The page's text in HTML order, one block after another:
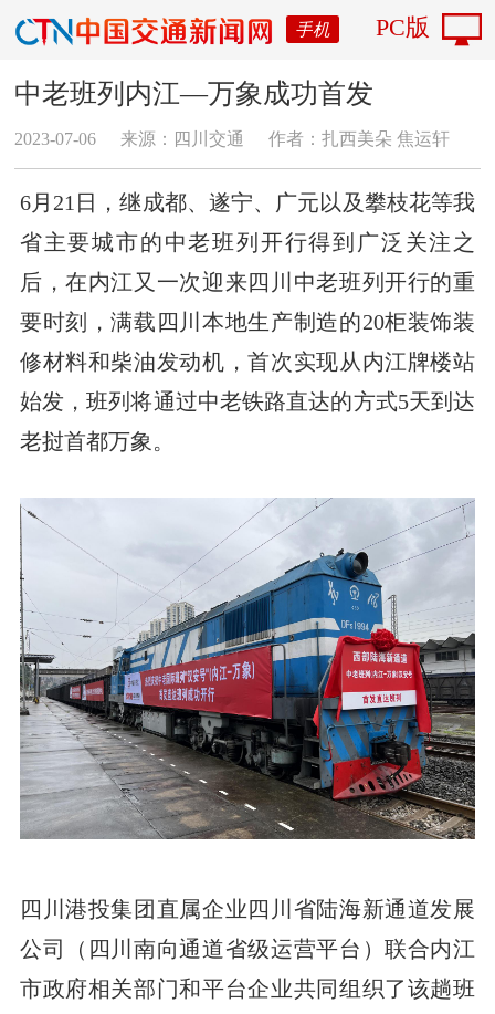
手机 PC版
中老班列内江—万象成功首发
2023-07-06 来源：四川交通 作者：​扎西美朵 焦运轩
6月21日，继成都、遂宁、广元以及攀枝花等我
省主要城市的中老班列开行得到广泛关注之
后，在内江又一次迎来四川中老班列开行的重
要时刻，满载四川本地生产制造的20柜装饰装
修材料和柴油发动机，首次实现从内江牌楼站
始发，班列将通过中老铁路直达的方式5天到达
老挝首都万象。
四川港投集团直属企业四川省陆海新通道发展
公司（四川南向通道省级运营平台）联合内江
市政府相关部门和平台企业共同组织了该趟班